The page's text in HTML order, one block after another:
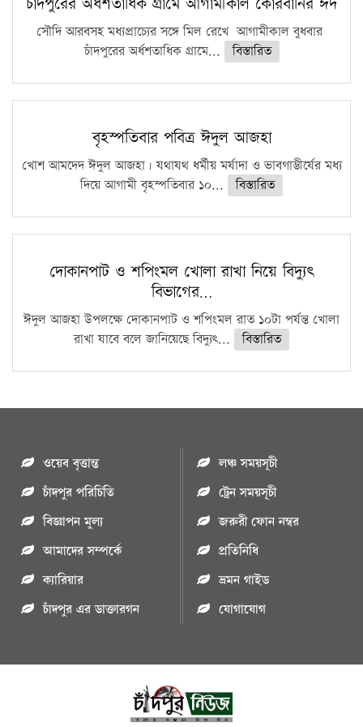
সৌদি আরবসহ মধ্যপ্রাচ্যের সঙ্গে মিল রেখে আগামীকাল বুধবার
চাঁদপুরের অর্ধশতাধিক গ্রামে...
বিস্তারিত
বৃহস্পতিবার পবিত্র ঈদুল আজহা
খোশ আমদেদ ঈদুল আজহা। যথাযথ ধর্মীয় মর্যাদা ও ভাবগাম্ভীর্যের মধ্য
দিয়ে আগামী বৃহস্পতিবার ১০...
বিস্তারিত
দোকানপাট ও শপিংমল খোলা রাখা নিয়ে বিদ্যুৎ
বিভাগের…
ঈদুল আজহা উপলক্ষে দোকানপাট ও শপিংমল রাত ১০টা পর্যন্ত খোলা
রাখা যাবে বলে জানিয়েছে বিদ্যুৎ...
বিস্তারিত
ওয়েব বৃত্তান্ত
চাঁদপুর পরিচিতি
বিজ্ঞাপন মুল্য
আমাদের সম্পর্কে
ক্যারিয়ার
চাঁদপুর এর ডাক্তারগন
লঞ্চ সময়সূচী
ট্রেন সময়সূচী
জরুরী ফোন নম্বর
প্রতিনিধি
ভ্রমন গাইড
যোগাযোগ